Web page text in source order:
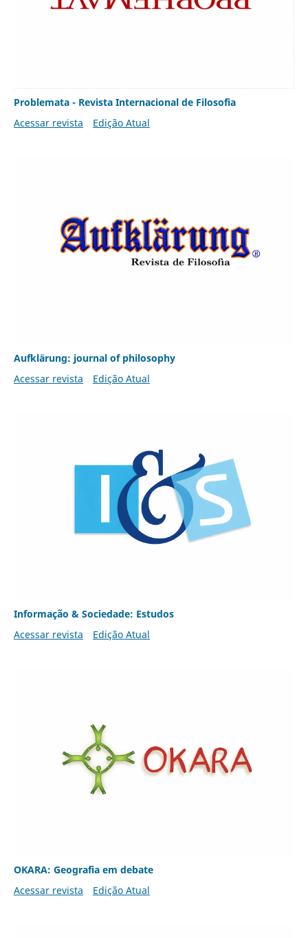
Problemata - Revista Internacional de Filosofia
Acessar revista
Edição Atual
Aufklärung: journal of philosophy
Acessar revista
Edição Atual
Informação & Sociedade: Estudos
Acessar revista
Edição Atual
OKARA: Geografia em debate
Acessar revista
Edição Atual